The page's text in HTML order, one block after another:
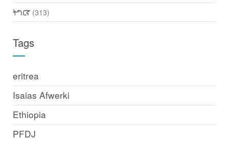
ትግርኛ(313)
Tags
eritrea
Isaias Afwerki
Ethiopia
PFDJ